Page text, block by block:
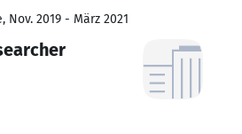
Nov. 2019 - März 2021